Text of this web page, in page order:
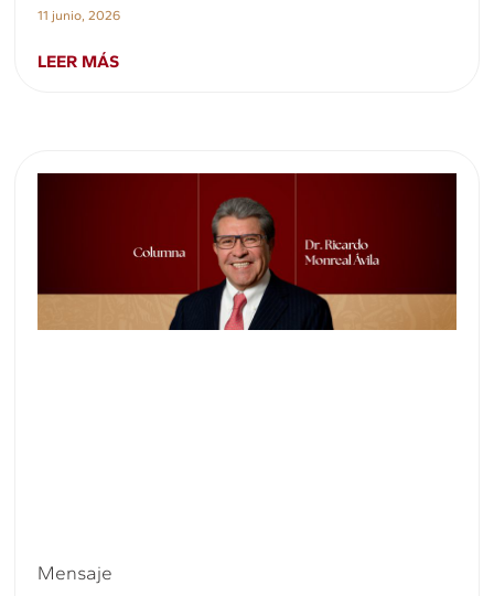
11 junio, 2026
LEER MÁS
Mensaje